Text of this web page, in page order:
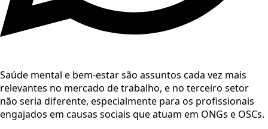
Saúde mental e bem-estar são assuntos cada vez mais
relevantes no mercado de trabalho, e no terceiro setor
não seria diferente, especialmente para os profissionais
engajados em causas sociais que atuam em ONGs e OSCs.